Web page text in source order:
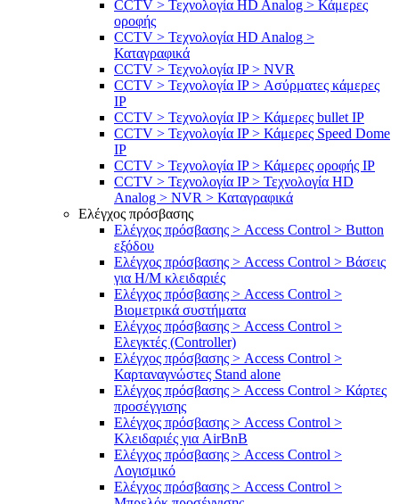
CCTV > Τεχνολογία HD Analog > Κάμερες
οροφής
CCTV > Τεχνολογία HD Analog >
Καταγραφικά
CCTV > Τεχνολογία IP > NVR
CCTV > Τεχνολογία IP > Ασύρματες κάμερες
IP
CCTV > Τεχνολογία IP > Κάμερες bullet IP
CCTV > Τεχνολογία IP > Κάμερες Speed Dome
IP
CCTV > Τεχνολογία IP > Κάμερες οροφής IP
CCTV > Τεχνολογία IP > Τεχνολογία HD
Analog > NVR > Καταγραφικά
Ελέγχος πρόσβασης
Ελέγχος πρόσβασης > Access Control > Button
εξόδου
Ελέγχος πρόσβασης > Access Control > Βάσεις
για Η/Μ κλειδαριές
Ελέγχος πρόσβασης > Access Control >
Βιομετρικά συστήματα
Ελέγχος πρόσβασης > Access Control >
Ελεγκτές (Controller)
Ελέγχος πρόσβασης > Access Control >
Καρταναγνώστες Stand alone
Ελέγχος πρόσβασης > Access Control > Κάρτες
προσέγγισης
Ελέγχος πρόσβασης > Access Control >
Κλειδαριές για AirBnB
Ελέγχος πρόσβασης > Access Control >
Λογισμικό
Ελέγχος πρόσβασης > Access Control >